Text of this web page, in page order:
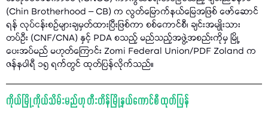
(Chin Brotherhood – CB) က လွတ်မြောက်နယ်မြေအဖြစ် ဖော်ဆောင်
ရန် လုပ်ငန်းစဉ်များချမှတ်ထားပြီးဖြစ်ကာ စစ်ကောင်စီ၊ ချင်းအမျိုးသား
တပ်ဦး (CNF/CNA) နှင့် PDA စသည့် မည်သည့်အဖွဲ့အစည်းကိုမှ မြို့
ပေးအပ်မည် မဟုတ်ကြောင်း Zomi Federal Union/PDF Zoland က
ဇန်နဝါရီ ၁၅ ရက်တွင် ထုတ်ပြန်လိုက်သည်။
ကိုယ်မြို့ ကိုယ်သိမ်းမည်ဟု တီးတိန်မြို့နယ်ကောင်စီ ထုတ်ပြန်